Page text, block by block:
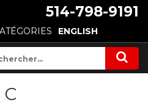
514-798-9191
ENGLISH